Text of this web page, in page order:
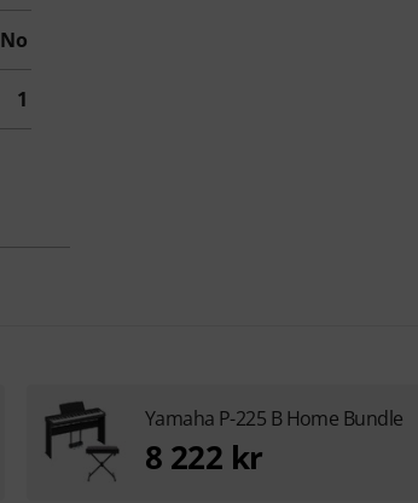
No
1
Yamaha P-225 B Home Bundle
8 222 kr